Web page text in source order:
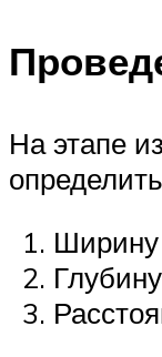
На этапе